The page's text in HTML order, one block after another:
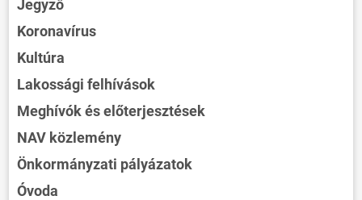
Jegyző
Koronavírus
Kultúra
Lakossági felhívások
Meghívók és előterjesztések
NAV közlemény
Önkormányzati pályázatok
Óvoda